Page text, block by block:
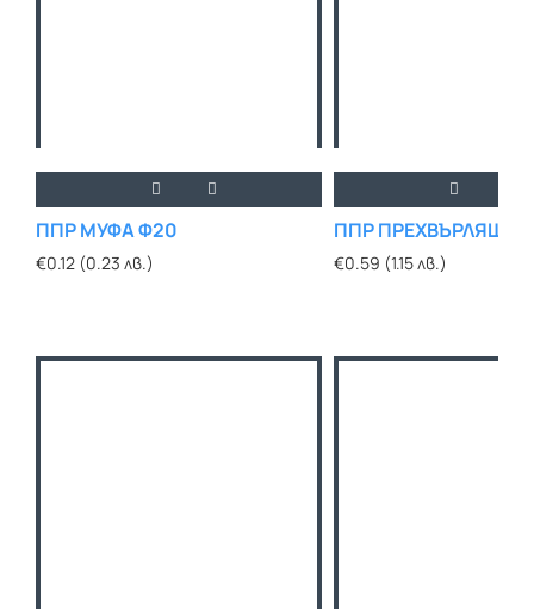
ППР МУФА Ф20
€0.12 (0.23 лв.)
ППР ПРЕХВЪРЛЯЩА
€0.59 (1.15 лв.)